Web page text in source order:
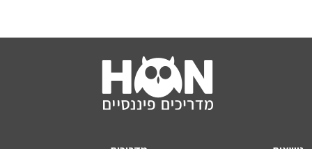
נושאים
מדריכים